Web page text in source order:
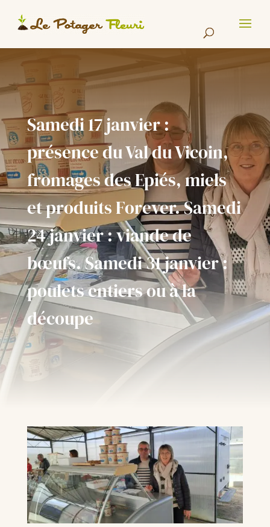
Samedi 17 janvier :
présence du Val du Vicoin,
fromages des Epiés, miels
et produits Forever. Samedi
24 janvier : viande de
bœufs. Samedi 31 janvier :
poulets entiers ou à la
découpe